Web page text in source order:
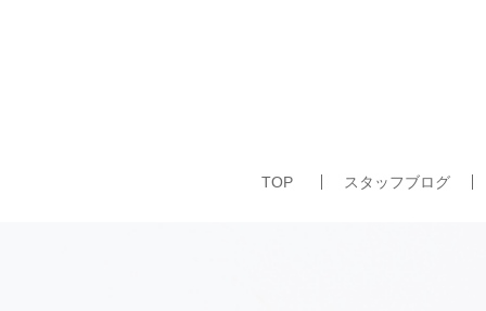
TOP スタッフブログ